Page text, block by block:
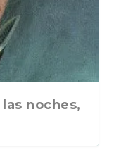
noches,